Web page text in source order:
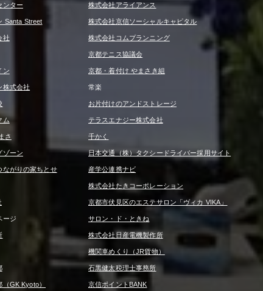
ンター 株式会社アライアンス
Santa Street 株式会社京信ソーシャルキャピタル
社 株式会社コムプランニング
京都テニス協議会
ン 京都・着付け やまさき組
株式会社 常楽
お片付けのアンドストレージ
ム テラスエナジー株式会社
さ 千かく
ゾーン 日本交通（株）タクシードライバー採用サイト
ながりの家ちとせ 産学公連携ナビ
株式会社たきコーポレーション
京都市伏見区のエステサロン「ヴィカ VIKA」
ージ サロン・ド・ときね
株式会社日産電機製作所
機関車めくり（JR貨物）
石黒健太税理士事務所
GK Kyoto） 京信ポイントBANK